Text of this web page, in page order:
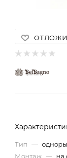
Тип —
Монтаж — на